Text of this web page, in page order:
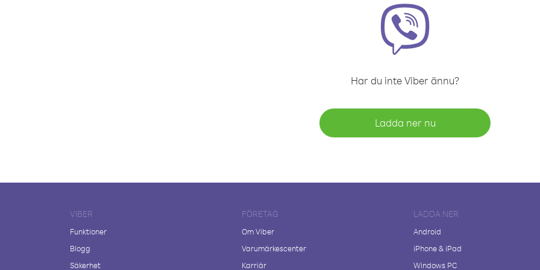
Har du inte Viber ännu?
Ladda ner nu
VIBER
Funktioner
Blogg
Säkerhet
FÖRETAG
Om Viber
Varumärkescenter
Karriär
LADDA NER
Android
iPhone & iPad
Windows PC